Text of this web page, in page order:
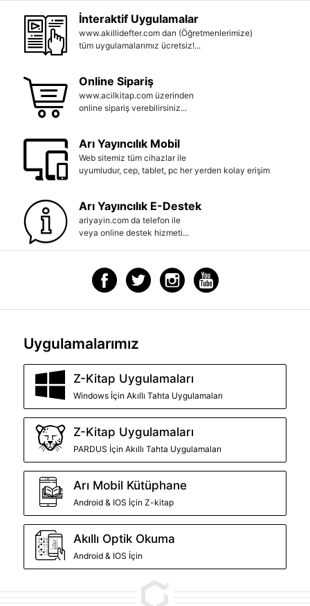
İnteraktif Uygulamalar
www.akillidefter.com dan (Öğretmenlerimize)
tüm uygulamalarımız ücretsiz!...
Online Sipariş
www.acilkitap.com üzerinden
online sipariş verebilirsiniz...
Arı Yayıncılık Mobil
Web sitemiz tüm cihazlar ile
uyumludur, cep, tablet, pc her yerden kolay erişim
Arı Yayıncılık E-Destek
ariyayin.com da telefon ile
veya online destek hizmeti...
Uygulamalarımız
Z-Kitap Uygulamaları
Windows İçin Akıllı Tahta Uygulamaları
Z-Kitap Uygulamaları
PARDUS İçin Akıllı Tahta Uygulamaları
Arı Mobil Kütüphane
Android & IOS İçin Z-kitap
Akıllı Optik Okuma
Android & IOS İçin